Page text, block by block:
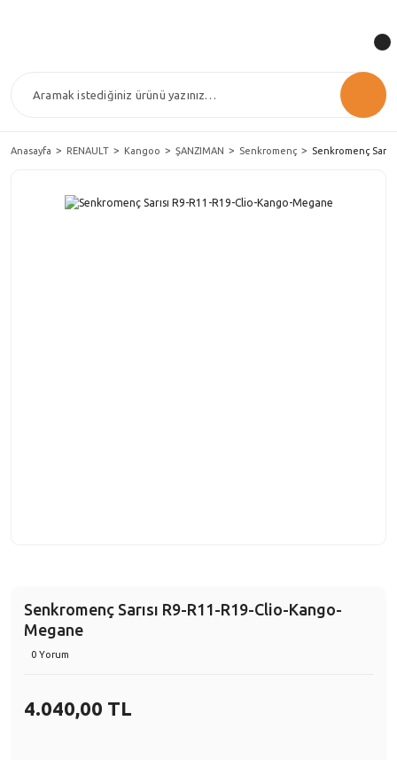
Anasayfa RENAULT Kangoo ŞANZIMAN Senkromenç Senkromenç
Senkromenç Sarısı R9-R11-R19-Clio-Kango-
Megane
0 Yorum
4.040,00 TL